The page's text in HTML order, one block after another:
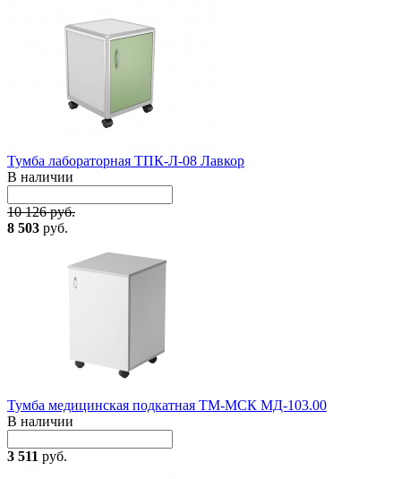
Тумба лабораторная ТПК-Л-08 Лавкор
В наличии
10 126 руб.
8 503 руб.
Тумба медицинская подкатная ТМ-МСК МД-103.00
В наличии
3 511 руб.